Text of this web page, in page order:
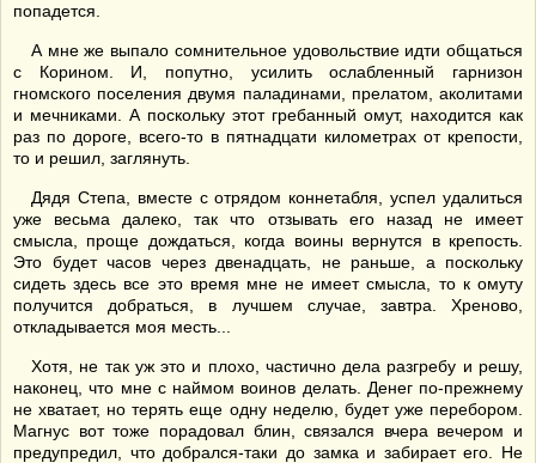
попадется.
А мне же выпало сомнительное удовольствие идти общаться
с Корином. И, попутно, усилить ослабленный гарнизон
гномского поселения двумя паладинами, прелатом, аколитами
и мечниками. А поскольку этот гребанный омут, находится как
раз по дороге, всего-то в пятнадцати километрах от крепости,
то и решил, заглянуть.
Дядя Степа, вместе с отрядом коннетабля, успел удалиться
уже весьма далеко, так что отзывать его назад не имеет
смысла, проще дождаться, когда воины вернутся в крепость.
Это будет часов через двенадцать, не раньше, а поскольку
сидеть здесь все это время мне не имеет смысла, то к омуту
получится добраться, в лучшем случае, завтра. Хреново,
откладывается моя месть...
Хотя, не так уж это и плохо, частично дела разгребу и решу,
наконец, что мне с наймом воинов делать. Денег по-прежнему
не хватает, но терять еще одну неделю, будет уже перебором.
Магнус вот тоже порадовал блин, связался вчера вечером и
предупредил, что добрался-таки до замка и забирает его. Не